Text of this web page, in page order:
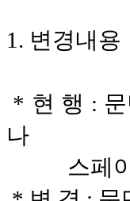
1. 변경내용
* 현 행 :
나
스페이스